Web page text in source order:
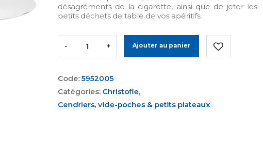
désagréments de la cigarette, ainsi que de jeter les
petits déchets de table de vos apéritifs.
- + Ajouter au panier
Code: 5952005
Catégories: Christofle,
Cendriers, vide-poches & petits plateaux